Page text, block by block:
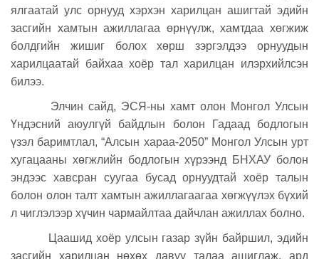
ялгаатай улс орнууд хэрхэн харилцан ашигтай эдийн
засгийн хамтын ажиллагаа өрнүүлж, хамтдаа хөгжиж
болдгийн жишиг болох хөрш зэргэлдээ орнуудын
харилцаатай байхаа хоёр тал харилцан илэрхийлсэн
билээ.
Элчин сайд, ЭСЯ-ны хамт олон Монгол Улсын
Үндэсний аюулгүй байдлын болон Гадаад бодлогын
үзэл баримтлал, “Алсын хараа-2050” Монгол Улсын урт
хугацааны хөгжлийн бодлогын хүрээнд БНХАУ болон
эндээс хавсран суугаа бусад орнуудтай хоёр талын
болон олон талт хамтын ажиллагаагаа хөгжүүлэх бүхий
л чиглэлээр хүчин чармайлтаа дайчлан ажиллах болно.
Цаашид хоёр улсын газар зүйн байршил, эдийн
засгийн харилцан нөхөх давуу талаа ашиглаж, ард